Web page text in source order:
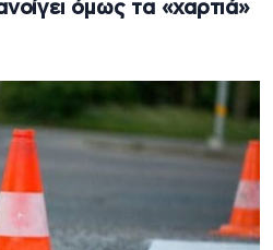
όμως τα «χαρτιά»